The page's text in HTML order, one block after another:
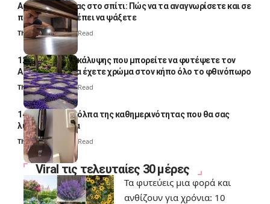
Αυγά κατσαρίδας στο σπίτι: Πώς να τα αναγνωρίσετε και σε
ποια σημεία πρέπει να ψάξετε
Thali Ombre4 Min Read
12 φυτά εδαφοκάλυψης που μπορείτε να φυτέψετε τον
Αύγουστο για να έχετε χρώμα στον κήπο όλο το φθινόπωρο
Thali Ombre7 Min Read
14 πανέξυπνα κόλπα της καθημερινότητας που θα σας
λύσουν τα χέρια
Thali Ombre 6 Min Read
Viral τις τελευταίες 30 μέρες
Τα φυτεύεις μια φορά και
ανθίζουν για χρόνια: 10